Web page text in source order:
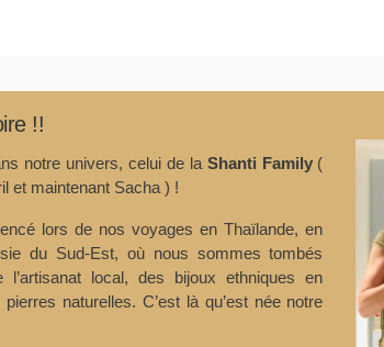
!!
notre univers, celui de la Shanti Family (
et maintenant Sacha ) !
lors de nos voyages en Thaïlande, en
du Sud-Est, où nous sommes tombés
l’artisanat local, des bijoux ethniques en
naturelles. C’est là qu’est née notre